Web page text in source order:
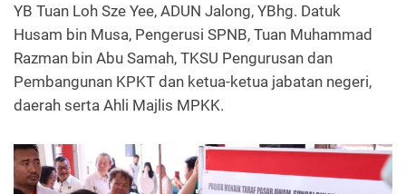
YB Tuan Loh Sze Yee, ADUN Jalong, YBhg. Datuk
Husam bin Musa, Pengerusi SPNB, Tuan Muhammad
Razman bin Abu Samah, TKSU Pengurusan dan
Pembangunan KPKT dan ketua-ketua jabatan negeri,
daerah serta Ahli Majlis MPKK.